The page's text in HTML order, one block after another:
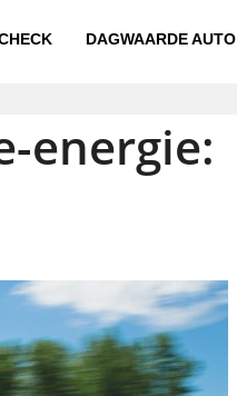
DAGWAARDE AUTO
energie: